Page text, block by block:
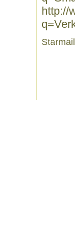
http://
Starmail